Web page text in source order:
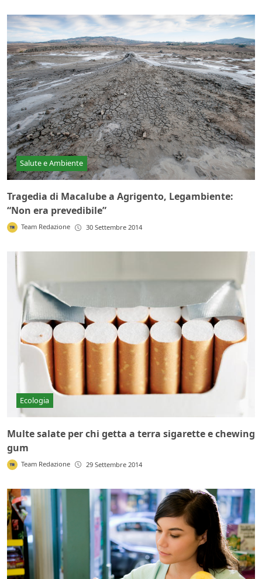
Salute e Ambiente
Tragedia di Macalube a Agrigento, Legambiente:
“Non era prevedibile”
Team Redazione 30 Settembre 2014
Ecologia
Multe salate per chi getta a terra sigarette e chewing
gum
Team Redazione 29 Settembre 2014